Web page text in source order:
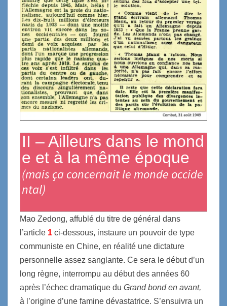
II – Ailleurs dans le mond
e et à la même époque
(mais ça concernait le monde occide
ntal)
Mao Zedong, affublé du titre de général dans
l’article 1 ci-dessous, instaure un pouvoir de type
communiste en Chine, en réalité une dictature
personnelle assez sanglante. Ce sera le début d’un
long règne, interrompu au début des années 60
après l’échec dramatique du Grand bond en avant,
à l’origine d’une famine dévastatrice. S’ensuivra un